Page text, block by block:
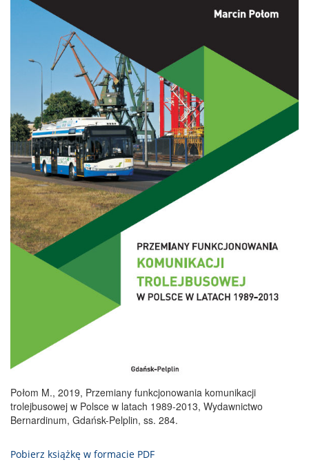
Połom M., 2019, Przemiany funkcjonowania komunikacji
trolejbusowej w Polsce w latach 1989-2013, Wydawnictwo
Bernardinum, Gdańsk-Pelplin, ss. 284.
Pobierz książkę w formacie PDF